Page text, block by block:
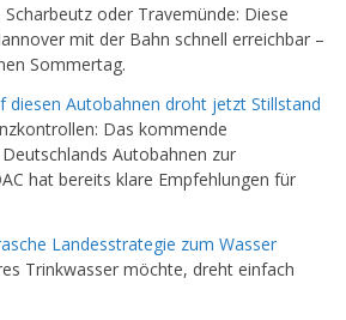
oder Travemünde: Diese
mit der Bahn schnell erreichbar –
Sommertag.
diesen Autobahnen droht jetzt Stillstand
Das kommende
Autobahnen zur
hat bereits klare Empfehlungen für
Landesstrategie zum Wasser
Trinkwasser möchte, dreht einfach